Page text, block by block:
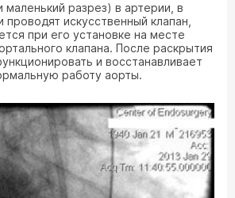
маленький разрез) в артерии, в
искусственный клапан,
при его установке на месте
клапана. После раскрытия
и восстанавливает
работу аорты.